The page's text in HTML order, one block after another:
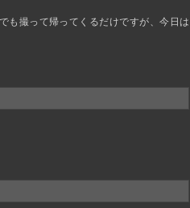
も撮って帰ってくるだけですが、今日は